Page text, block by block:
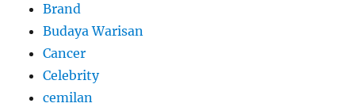
Brand
Budaya Warisan
Cancer
Celebrity
cemilan